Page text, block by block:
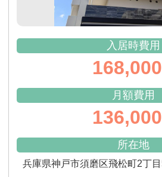
入居時費用
168,000
月額費用
136,000
所在地
兵庫県神戸市須磨区飛松町2丁